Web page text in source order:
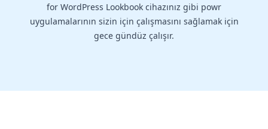
for WordPress Lookbook cihazınız gibi powr
uygulamalarının sizin için çalışmasını sağlamak için
gece gündüz çalışır.